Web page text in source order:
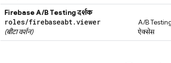
Firebase A/B Testingदर्शक
roles/firebaseabt.viewer
(बीटा वर्शन)
A/B
ऐक्सेस